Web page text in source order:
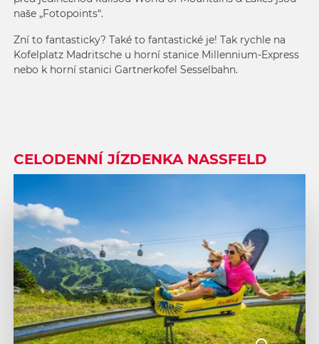
naše „Fotopoints“.
Zní to fantasticky? Také to fantastické je! Tak rychle na
Kofelplatz Madritsche u horní stanice Millennium-Express
nebo k horní stanici Gartnerkofel Sesselbahn.
CELODENNÍ JÍZDENKA NASSFELD